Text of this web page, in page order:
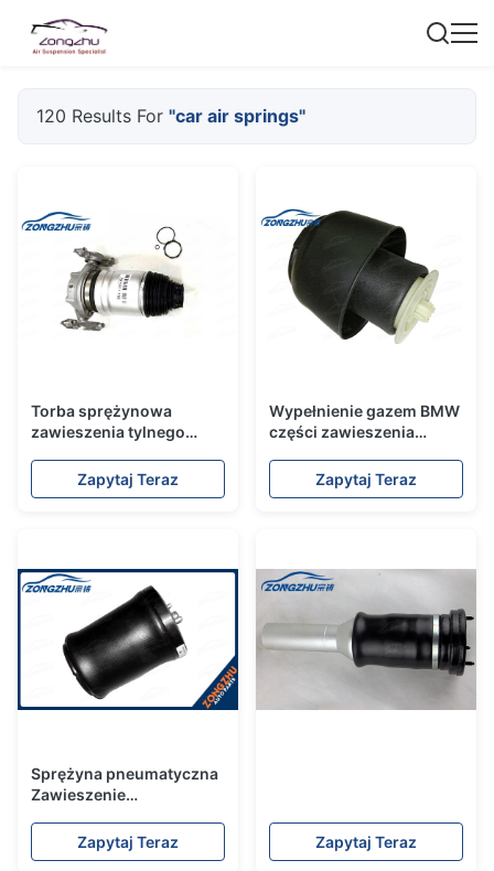
120 Results For "car air springs"
Torba sprężynowa
zawieszenia tylnego
VW Touareg Cayenne
2011-2016 7P6601020K
Zapytaj Teraz
Wypełnienie gazem BMW
części zawieszenia
F07 GT sprężyna
gumowa z tyłu
Zapytaj Teraz
Sprężyna pneumatyczna
Zawieszenie
tylne prawe 5 - Seria E39
37121094614
Zapytaj Teraz Zapytaj Teraz